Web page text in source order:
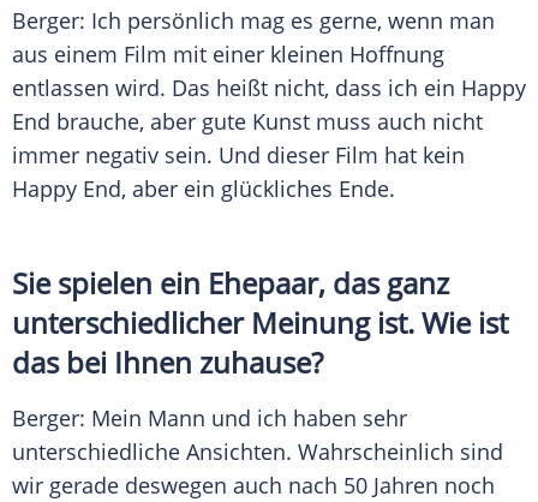
Berger: Ich persönlich mag es gerne, wenn man
aus einem Film mit einer kleinen Hoffnung
entlassen wird. Das heißt nicht, dass ich ein Happy
End brauche, aber gute Kunst muss auch nicht
immer negativ sein. Und dieser Film hat kein
Happy End, aber ein glückliches Ende.
Sie spielen ein Ehepaar, das ganz
unterschiedlicher Meinung ist. Wie ist
das bei Ihnen zuhause?
Berger: Mein Mann und ich haben sehr
unterschiedliche Ansichten. Wahrscheinlich sind
wir gerade deswegen auch nach 50 Jahren noch